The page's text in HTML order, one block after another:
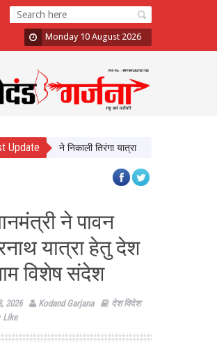
Monday 10 August 2026
Update
Yadav ने निकाली तिरंगा यात्रा
ने पावन
यात्रा हेतु देश
विशेष संदेश
2026 Kodand Garjana
देश विदेश
Like